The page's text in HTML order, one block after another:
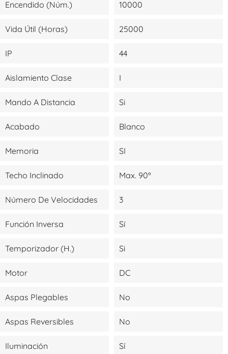
Encendido (Núm.) 10000
Vida Útil (Horas) 25000
IP 44
Aislamiento Clase I
Mando A Distancia Si
Acabado Blanco
Memoria SI
Techo Inclinado Max. 90º
Número De Velocidades 3
Función Inversa Sí
Temporizador (H.) Si
Motor DC
Aspas Plegables No
Aspas Reversibles No
Iluminación Sí